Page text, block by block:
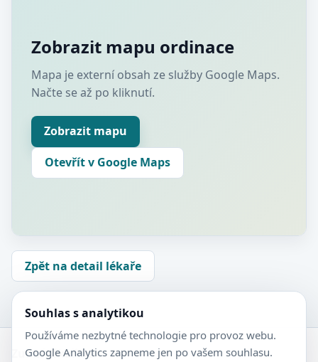
Zobrazit mapu ordinace
Mapa je externí obsah ze služby Google Maps.
Načte se až po kliknutí.
Zobrazit mapu
Otevřít v Google Maps
Zpět na detail lékaře
Zubní-lékaři.cz
Souhlas s analytikou
Používáme nezbytné technologie pro provoz webu.
Google Analytics zapneme jen po vašem souhlasu.